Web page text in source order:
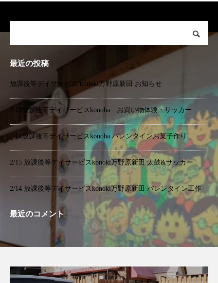
最近の投稿
放課後等デイサービス konoki万野原新田 お知らせ
2/15放課後等デイサービスkonoha お買い物体験・サッカー
2/14放課後等デイサービスkonoha バレンタインお菓子作り
2/15 放課後等デイサービスkonoki万野原新田 太鼓&サッカー
2/14 放課後等デイサービスkonoki万野原新田 バレンタイン工作
最近のコメント